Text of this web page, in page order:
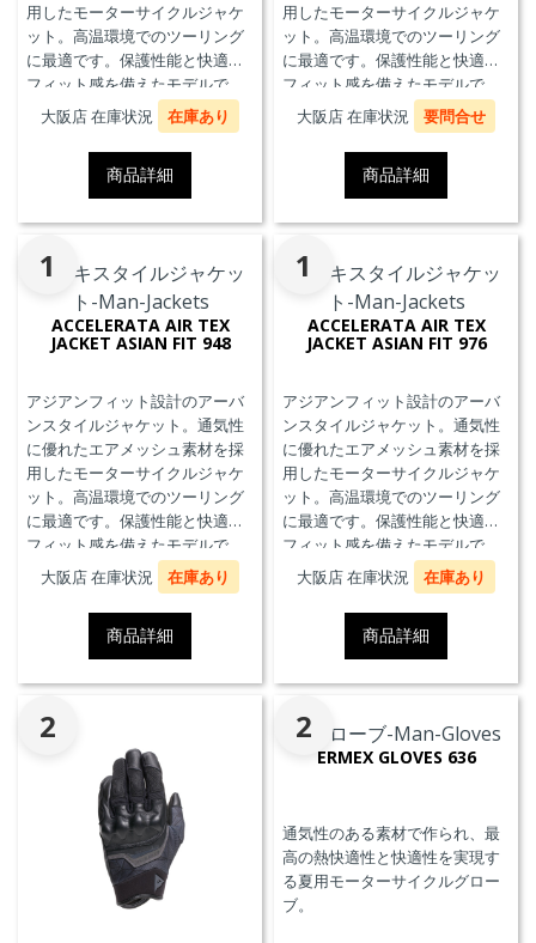
用したモーターサイクルジャケ
ット。高温環境でのツーリング
に最適です。保護性能と快適な
フィット感を備えたモデルで
す。
大阪店 在庫状況 在庫あり
商品詳細
用したモーターサイクルジャケ
ット。高温環境でのツーリング
に最適です。保護性能と快適な
フィット感を備えたモデルで
す。
大阪店 在庫状況 要問合せ
商品詳細
1
ACCELERATA AIR TEX
JACKET ASIAN FIT 948
アジアンフィット設計のアーバ
ンスタイルジャケット。通気性
に優れたエアメッシュ素材を採
用したモーターサイクルジャケ
ット。高温環境でのツーリング
に最適です。保護性能と快適な
フィット感を備えたモデルで
す。
大阪店 在庫状況 在庫あり
商品詳細
1
ACCELERATA AIR TEX
JACKET ASIAN FIT 976
アジアンフィット設計のアーバ
ンスタイルジャケット。通気性
に優れたエアメッシュ素材を採
用したモーターサイクルジャケ
ット。高温環境でのツーリング
に最適です。保護性能と快適な
フィット感を備えたモデルで
す。
大阪店 在庫状況 在庫あり
商品詳細
2 2
ERMEX GLOVES 636
通気性のある素材で作られ、最
高の熱快適性と快適性を実現す
る夏用モーターサイクルグロー
ブ。